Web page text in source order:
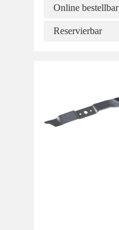
Online bestellbar
Reservierbar